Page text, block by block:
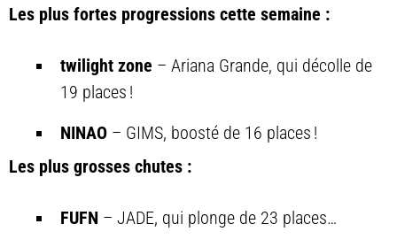
Les plus fortes progressions cette semaine :
twilight zone – Ariana Grande, qui décolle de
19 places !
NINAO – GIMS, boosté de 16 places !
Les plus grosses chutes :
FUFN – JADE, qui plonge de 23 places…